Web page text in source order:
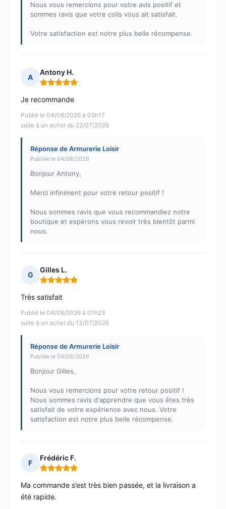
Nous vous remercions pour votre avis positif et
sommes ravis que votre colis vous ait satisfait.
Votre satisfaction est notre plus belle récompense.
A
Antony H.
Note : 5 sur 5
Publié le 04/08/2026 à 05h17
suite à un achat du 22/07/2026
Je recommande
Réponse de Armurerie Loisir
Publiée le 04/08/2026
Bonjour Antony,
Merci infiniment pour votre retour positif !
Nous sommes ravis que vous recommandiez notre
boutique et espérons vous revoir très bientôt parmi
nous.
G
Gilles L.
Note : 5 sur 5
Publié le 04/08/2026 à 01h23
suite à un achat du 13/07/2026
Très satisfait
Réponse de Armurerie Loisir
Publiée le 04/08/2026
Bonjour Gilles,
Nous vous remercions pour votre retour positif !
Nous sommes ravis d'apprendre que vous êtes très
satisfait de votre expérience avec nous. Votre
satisfaction est notre plus belle récompense.
F
Frédéric F.
Note : 5 sur 5
Ma commande s’est très bien passée, et la livraison a
été rapide.